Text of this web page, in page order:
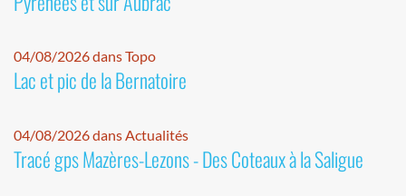
04/08/2026 dans Topo
Lac et pic de la Bernatoire
04/08/2026 dans Actualités
Tracé gps Mazères-Lezons - Des Coteaux à la Saligue